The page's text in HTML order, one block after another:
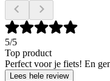
5/5
Top product
Perfect voor je fiets! En
Lees hele review